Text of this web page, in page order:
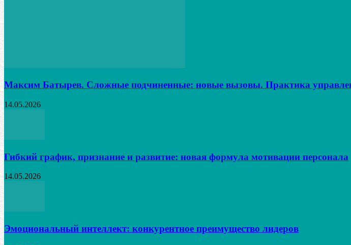
Максим Батырев. Сложные подчиненные: новые вызовы. Практика
14.05.2026
Гибкий график, признание и развитие: новая формула мотивации персонала
14.05.2026
Эмоциональный интеллект: конкурентное преимущество лидеров